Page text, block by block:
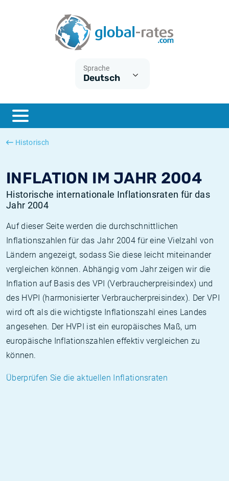
Sprache
Deutsch
Historisch
INFLATION IM JAHR 2004
Historische internationale Inflationsraten für das
Jahr 2004
Auf dieser Seite werden die durchschnittlichen
Inflationszahlen für das Jahr 2004 für eine Vielzahl von
Ländern angezeigt, sodass Sie diese leicht miteinander
vergleichen können. Abhängig vom Jahr zeigen wir die
Inflation auf Basis des VPI (Verbraucherpreisindex) und
des HVPI (harmonisierter Verbraucherpreisindex). Der VPI
wird oft als die wichtigste Inflationszahl eines Landes
angesehen. Der HVPI ist ein europäisches Maß, um
europäische Inflationszahlen effektiv vergleichen zu
können.
Überprüfen Sie die aktuellen Inflationsraten
ESTER
SONIA
Was ist die VPI-Inflation?
Was ist die HVPI-Inflation?
Deutsche inflation
Europäische inflation
Historische Euribor-Sätze
Historische ESTER-Sätze
Historische SOFR-Sätze
Historische SONIA-Sätze
Inflationsrechner